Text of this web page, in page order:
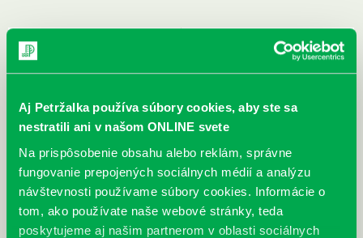
Aj Petržalka používa súbory cookies, aby ste sa
nestratili ani v našom ONLINE svete
Na prispôsobenie obsahu alebo reklám, správne
fungovanie prepojených sociálnych médií a analýzu
návštevnosti používame súbory cookies. Informácie o
tom, ako používate naše webové stránky, teda
poskytujeme aj našim partnerom v oblasti sociálnych